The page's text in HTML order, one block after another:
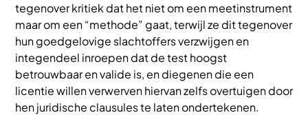
tegenover kritiek dat het niet om een meetinstrument
maar om een “methode” gaat, terwijl ze dit tegenover
hun goedgelovige slachtoffers verzwijgen en
integendeel inroepen dat de test hoogst
betrouwbaar en valide is, en diegenen die een
licentie willen verwerven hiervan zelfs overtuigen door
hen juridische clausules te laten ondertekenen.